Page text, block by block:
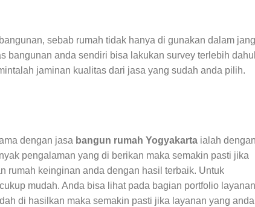
sebab rumah tidak hanya di gunakan dalam
bangunan anda sendiri bisa lakukan survey terlebih
jaminan kualitas dari jasa yang sudah anda pilih.
dengan jasa bangun rumah Yogyakarta ialah dengan
pengalaman yang di berikan maka semakin pasti jika
rumah keinginan anda dengan hasil terbaik. Untuk
mudah. Anda bisa lihat pada bagian portfolio layanan
di hasilkan maka semakin pasti jika layanan yang anda